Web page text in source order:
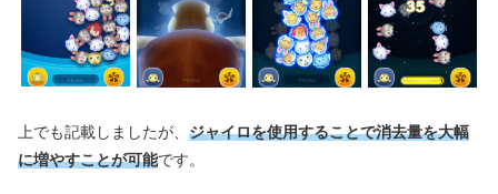
上でも記載しましたが、 ジャイロを使用することで消去量を大幅
に増やすことが可能です。